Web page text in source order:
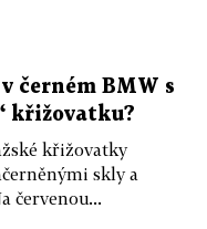
černém BMW s
křižovatku?
křižovatky
skly a
červenou...